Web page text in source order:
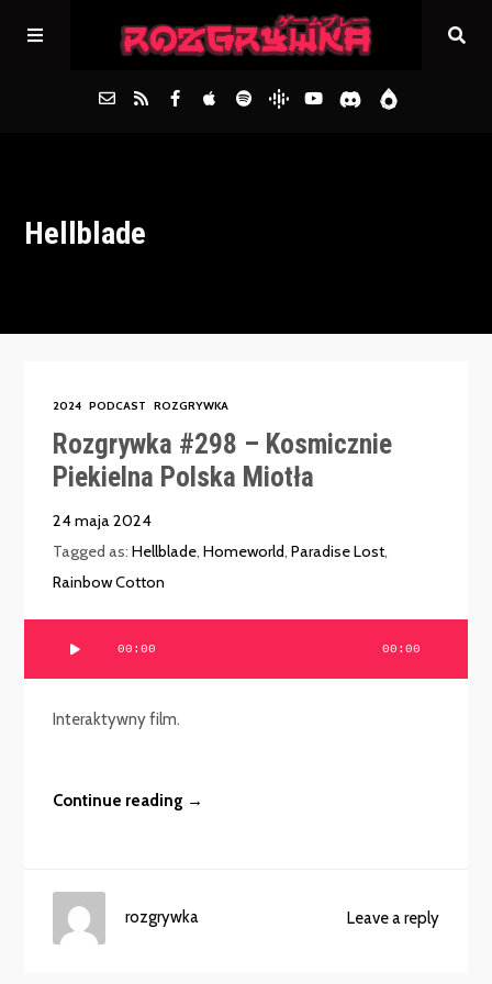
Archiwum
Hellblade
2024 PODCAST ROZGRYWKA
Rozgrywka #298 – Kosmicznie
Piekielna Polska Miotła
24 maja 2024
Tagged as:Hellblade,Homeworld,Paradise Lost,
Rainbow Cotton
00:00 00:00
Interaktywny film.
Continue reading →
Leave a reply
rozgrywka